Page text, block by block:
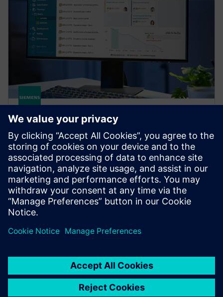
Polarion X
Gyorsítsa fel a szoftverfejlesztést a Polarion X
felhőalapú ALM megoldással, amely javítja az
együttműködést, biztosítja a megfelelőséget és
végpontok közötti nyomon követhetőséget biztosít.